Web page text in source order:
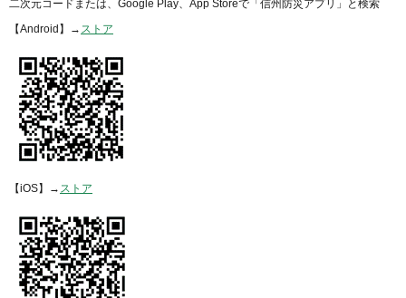
二次元コードまたは、Google Play、App Storeで「信州防災アプリ」と検索
【Android】→ ストア
【iOS】→ ストア